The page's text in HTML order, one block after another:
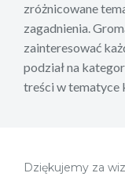
zróżnicowane
zagadnienia.
zainteresować
podział na
treści w tematyce
Dziękujemy za